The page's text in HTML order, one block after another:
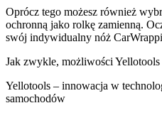
Oprócz tego możesz również
ochronną jako rolkę zamienną.
swój indywidualny nóż
Jak zwykle, możliwości
Yellotools – innowacja w
samochodów